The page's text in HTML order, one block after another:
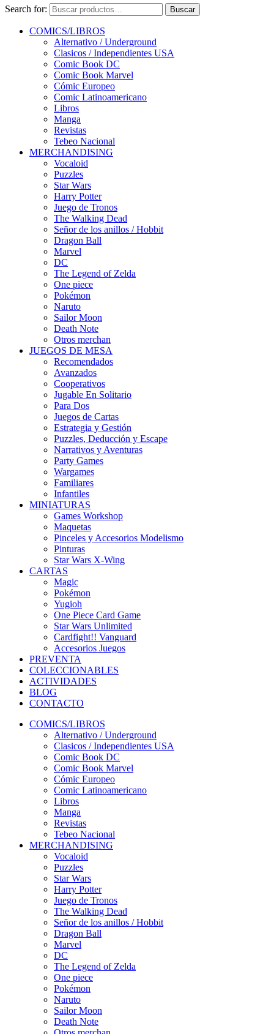
Search for: Buscar
COMICS/LIBROS
Alternativo / Underground
Clasicos / Independientes USA
Comic Book DC
Comic Book Marvel
Cómic Europeo
Comic Latinoamericano
Libros
Manga
Revistas
Tebeo Nacional
MERCHANDISING
Vocaloid
Puzzles
Star Wars
Harry Potter
Juego de Tronos
The Walking Dead
Señor de los anillos / Hobbit
Dragon Ball
Marvel
DC
The Legend of Zelda
One piece
Pokémon
Naruto
Sailor Moon
Death Note
Otros merchan
JUEGOS DE MESA
Recomendados
Avanzados
Cooperativos
Jugable En Solitario
Para Dos
Juegos de Cartas
Estrategia y Gestión
Puzzles, Deducción y Escape
Narrativos y Aventuras
Party Games
Wargames
Familiares
Infantiles
MINIATURAS
Games Workshop
Maquetas
Pinceles y Accesorios Modelismo
Pinturas
Star Wars X-Wing
CARTAS
Magic
Pokémon
Yugioh
One Piece Card Game
Star Wars Unlimited
Cardfight!! Vanguard
Accesorios Juegos
PREVENTA
COLECCIONABLES
ACTIVIDADES
BLOG
CONTACTO
COMICS/LIBROS
Alternativo / Underground
Clasicos / Independientes USA
Comic Book DC
Comic Book Marvel
Cómic Europeo
Comic Latinoamericano
Libros
Manga
Revistas
Tebeo Nacional
MERCHANDISING
Vocaloid
Puzzles
Star Wars
Harry Potter
Juego de Tronos
The Walking Dead
Señor de los anillos / Hobbit
Dragon Ball
Marvel
DC
The Legend of Zelda
One piece
Pokémon
Naruto
Sailor Moon
Death Note